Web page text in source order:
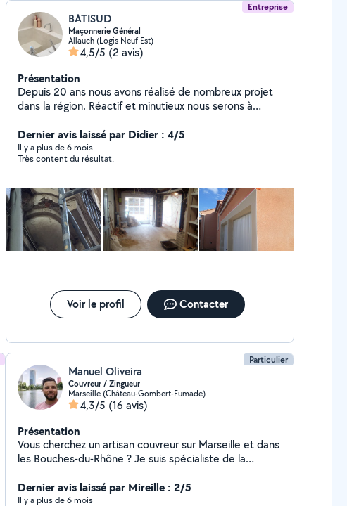
Entreprise
BATISUD
Maçonnerie Général
Allauch (Logis Neuf Est)
4,5/5 (2 avis)
Présentation
Depuis 20 ans nous avons réalisé de nombreux projet
dans la région. Réactif et minutieux nous serons à
générale Extension et Elévation -Réalisation de clôture
-Charpente et Couverture -Ouverture de mur porteur -
Ravalement de façades -Carrelage et faïence, Sol
douche à l'Italienne ou SPA -Piscine maçonné (y
compris filtration) -Placo, peinture -Etanchéité toit
terrasse
Dernier avis laissé par Didier : 4/5
Il y a plus de 6 mois
Très content du résultat.
Voir le profil Contacter
Particulier
Manuel Oliveira
Couvreur / Zingueur
Marseille (Château-Gombert-Fumade)
4,3/5 (16 avis)
Présentation
Vous cherchez un artisan couvreur sur Marseille et dans
les Bouches-du-Rhône ? Je suis spécialiste de la
construction, je peux intervenir sur tous vos travaux de
toiture. Nous réalisons vos travaux de
Dernier avis laissé par Mireille : 2/5
Il y a plus de 6 mois